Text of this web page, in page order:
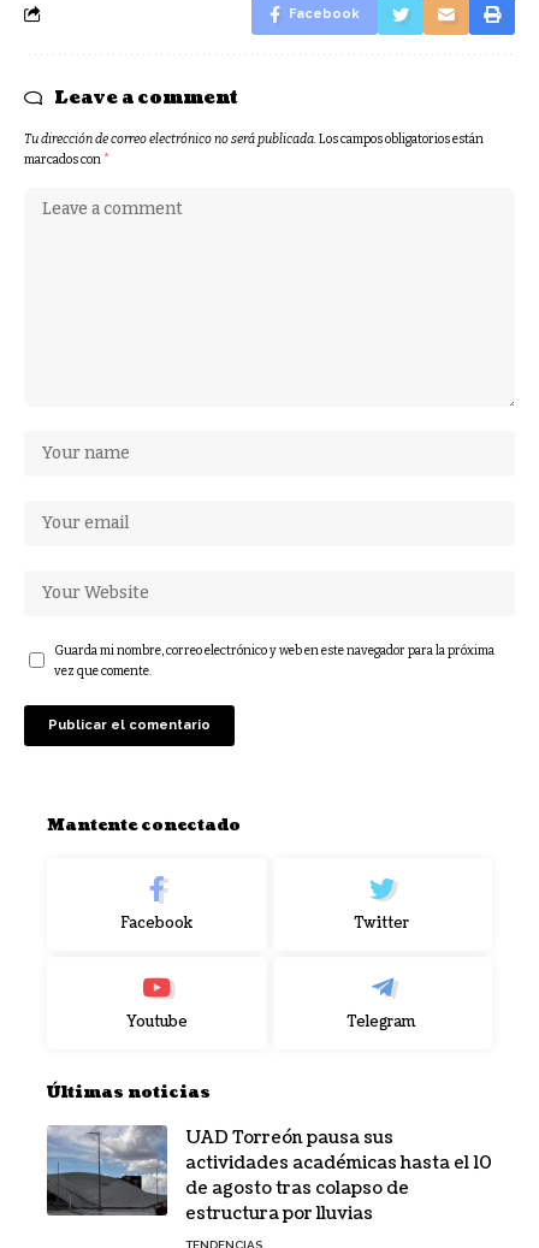
Facebook
Leave a comment
Tu dirección de correo electrónico no será publicada.Los campos obligatorios están
marcados con*
Guarda mi nombre, correo electrónico y web en este navegador para la próxima
vez que comente.
Mantente conectado
Facebook Twitter
Youtube Telegram
Últimas noticias
UAD Torreón pausa sus
actividades académicas hasta el 10
de agosto tras colapso de
estructura por lluvias
TENDENCIAS